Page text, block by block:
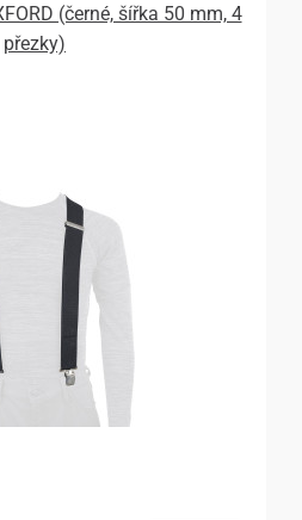
(černé, šířka 50 mm, 4
přezky)